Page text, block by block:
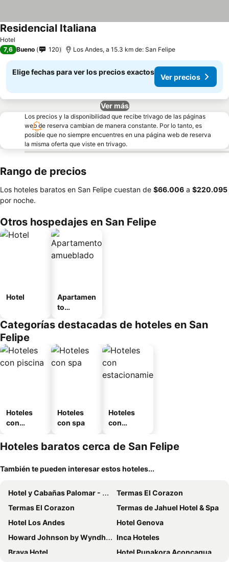
Hotel
Residencial Italiana
7,6 Bueno 120 Los Andes, a 15.3 km de: San Felipe
Elige fechas para ver los precios exactos
Ver precios
Ver más
Los precios y la disponibilidad que recibe trivago de las páginas
web de reserva cambian de manera constante. Por lo tanto, es
posible que no siempre encuentres en una página web de reserva
la misma oferta que viste en trivago.
Rango de precios
Los hoteles baratos en San Felipe cuestan de ‎$66.006 a ‎$220.095
por noche.
Otros hospedajes en San Felipe
Hotel
Apartamen
to
o
Categorías destacadas de hoteles en San
Felipe
Hoteles
con
Hoteles
con spa
Hoteles
con
miento
Hoteles baratos cerca de San Felipe
También te pueden interesar estos hoteles...
Hotel y Cabañas Palomar - Caja los Andes
Termas El Corazon
Termas El Corazon
Termas de Jahuel Hotel & Spa
Hotel Los Andes
Hotel Genova
Howard Johnson by Wyndham Rinconada de Los Andes
Inca Hoteles
Brava Hotel
Hotel Punakora Aconcagua